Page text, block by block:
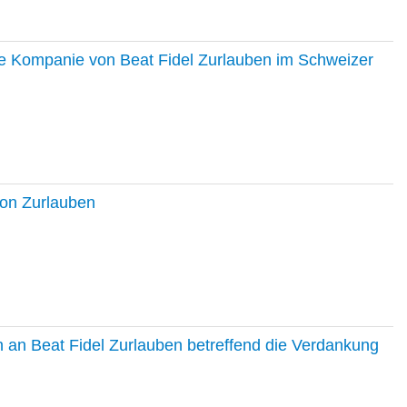
von Beat Fidel Zurlauben im Schweizer
Zurlauben
Beat Fidel Zurlauben betreffend die Verdankung